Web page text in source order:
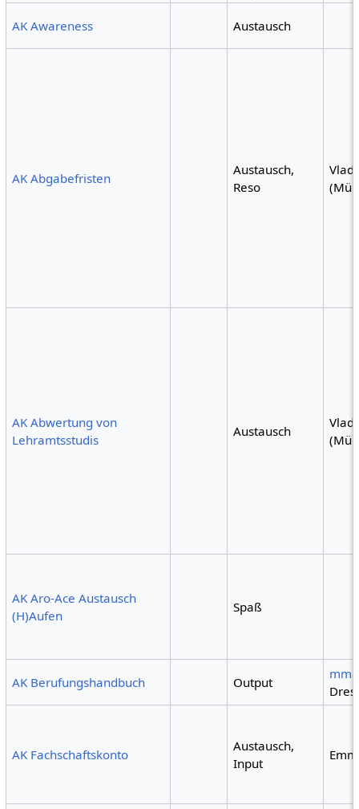
AK Awareness Austausch
AK Abgabefristen
Austausch,
Reso
Vlad
AK Abwertung von
Lehramtsstudis
Austausch
Vlad
AK Aro-Ace Austausch
(H)Aufen
Spaß
AK Berufungshandbuch Output
AK Fachschaftskonto
Austausch,
Input